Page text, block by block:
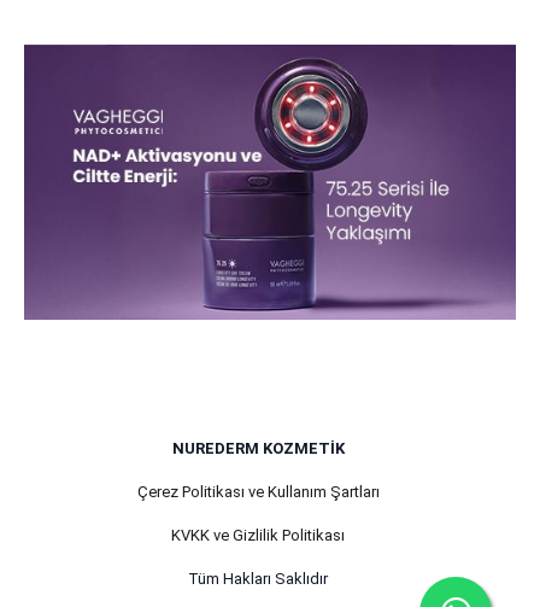
NUREDERM KOZMETIK
Çerez Politikası ve Kullanım Şartları
KVKK ve Gizlilik Politikası
Tüm Hakları Saklıdır